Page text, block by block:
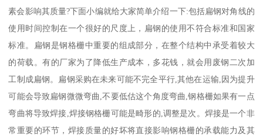
素会影响其质量?下面小编就给大家简单介绍一下:包括扁钢对角线的
使用时间控制在一个很好的尺度上，扁钢的使用不符合标准和国家
标准。扁钢是钢格栅中重要的组成部分，在整个结构中承受着较大
的荷载。有的厂家为了降低生产成本，多花钱，就会用废钢二次加
工制成扁钢。扁钢采购在未来可能不完全平行,其他在运输,因为提升
可能会导致扁钢微微弯曲,不要低估这个角度弯曲,钢格栅如果有一点
弯曲将导致焊接,焊接钢格栅可能是畸形的,调整是次。焊接是一个非
常重要的环节，焊接质量的好坏将直接影响钢格栅的承载能力及其